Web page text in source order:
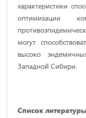
характеристики
оптимизации
могут
высоко
Западной Сибири.
Список